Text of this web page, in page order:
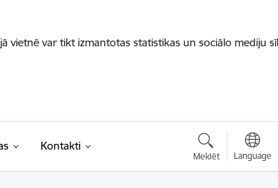
vietnē var tikt izmantotas statistikas un sociālo mediju
(Ārējā saite)
Kontakti
Meklēt Language